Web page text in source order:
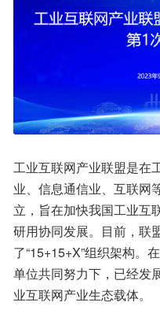
工业互联网产业联盟是在
业、信息通信业、互联网
立，旨在加快我国工业互
研用协同发展。目前，联
了“15+15+X”组织架构。
单位共同努力下，已经发
业互联网产业生态载体。